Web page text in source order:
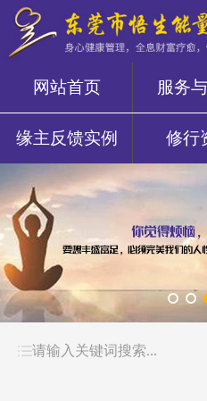
网站首页 服务
缘主反馈实例 修行